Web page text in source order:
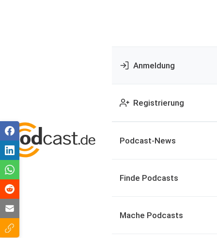
Anmeldung
Registrierung
Podcast-News
Finde Podcasts
Mache Podcasts